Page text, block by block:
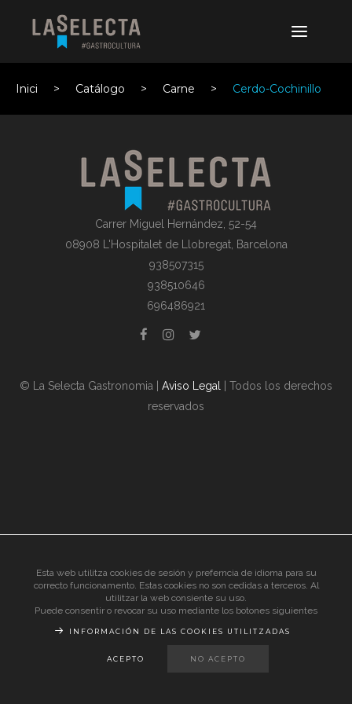
Inici Catálogo Carne Cerdo-Cochinillo
Carrer Miguel Hernández, 52-54
08908 L'Hospitalet de Llobregat, Barcelona
938507315
938510646
696486921
© La Selecta Gastronomia | Aviso Legal
| Todos los derechos
reservados
Esta web utilitza cookies de sesión y preferncia de idioma para su
correcto funcionamento. Estas cookies no son cedidas a terceros. Al
utilitzar la web consiente su uso.
Puede consentir o revocar su uso mediante los botones siguientes
INFORMACIÓN DE LAS COOKIES UTILITZADAS
ACEPTO NO ACEPTO